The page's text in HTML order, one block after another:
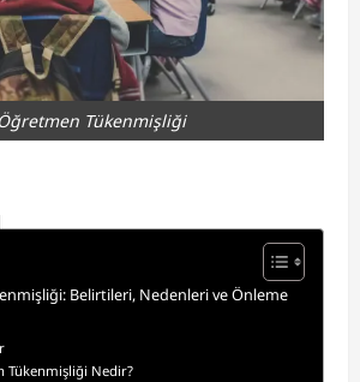
Öğretmen Tükenmişliği
Belirtileri, Nedenleri ve Önleme
Tükenmişliği Nedir?